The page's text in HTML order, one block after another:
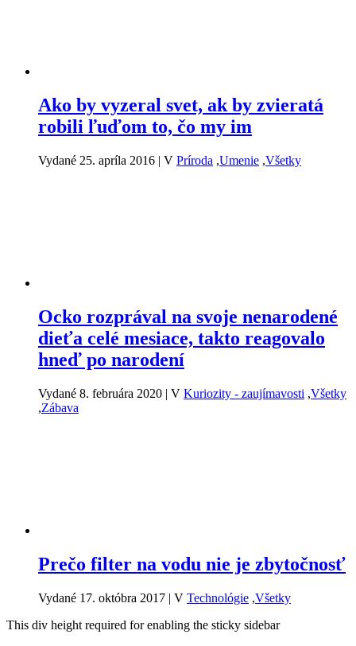
Ako by vyzeral svet, ak by zvieratá
robili ľuďom to, čo my im
Vydané 25. apríla 2016 | V Príroda ,Umenie ,Všetky
Ocko rozprával na svoje nenarodené
dieťa celé mesiace, takto reagovalo
hneď po narodení
Vydané 8. februára 2020 | V Kuriozity - zaujímavosti ,Všetky
,Zábava
Prečo filter na vodu nie je zbytočnosť
Vydané 17. októbra 2017 | V Technológie ,Všetky
This div height required for enabling the sticky sidebar